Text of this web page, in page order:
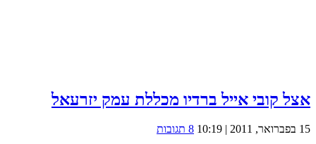
אצל קובי אייל ברדיו מכללת עמק יזרעאל
15 בפברואר, 2011 | 10:19
8 תגובות